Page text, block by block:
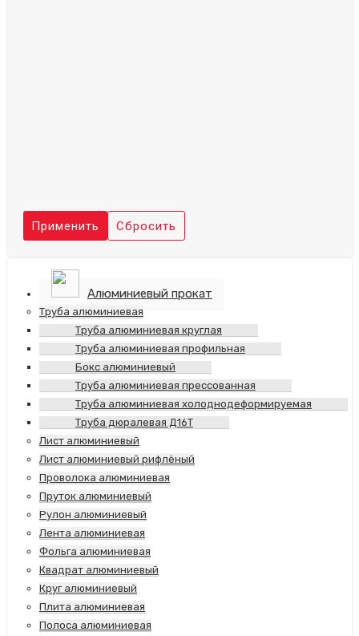
Применить Сбросить
Алюминиевый прокат
Труба алюминиевая
Труба алюминиевая круглая
Труба алюминиевая профильная
Бокс алюминиевый
Труба алюминиевая прессованная
Труба алюминиевая холоднодеформируемая
Труба дюралевая Д16Т
Лист алюминиевый
Лист алюминиевый рифлёный
Проволока алюминиевая
Пруток алюминиевый
Рулон алюминиевый
Лента алюминиевая
Фольга алюминиевая
Квадрат алюминиевый
Круг алюминиевый
Плита алюминиевая
Полоса алюминиевая